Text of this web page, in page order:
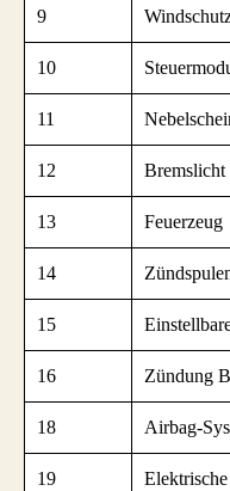
9
10
11
12 Bremslicht
13 Feuerzeug
14
15
16 Zündung B
18 Airbag-
19